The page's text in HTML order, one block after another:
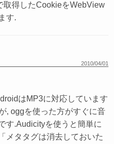
取得したCookieをWebView
す.
2010/04/01
はMP3に対応しています
, oggを使った方がすぐに音
す.Audicityを使うと簡単に
メタタグは消去しておいた